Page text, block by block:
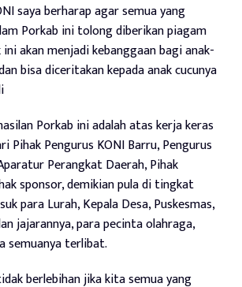
saya berharap agar semua yang
Porkab ini tolong diberikan piagam
akan menjadi kebanggaan bagi anak-
bisa diceritakan kepada anak cucunya
Porkab ini adalah atas kerja keras
Pihak Pengurus KONI Barru, Pengurus
Perangkat Daerah, Pihak
sponsor, demikian pula di tingkat
para Lurah, Kepala Desa, Puskesmas,
jajarannya, para pecinta olahraga,
semuanya terlibat.
berlebihan jika kita semua yang